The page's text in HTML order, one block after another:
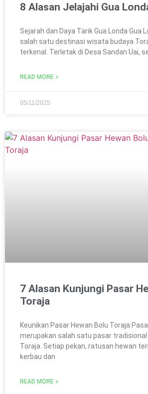
8 Alasan Jelajahi Gua
Sejarah dan Daya Tarik Gua Londa Gua
salah satu destinasi wisata budaya
terkenal. Terletak di Desa Sandan Uai,
READ MORE »
05/11/2025
7 Alasan Kunjungi Pasar
Toraja
Keunikan Pasar Hewan Bolu Toraja
merupakan salah satu pasar tradisional
Toraja. Setiap pekan, ratusan hewan
kerbau dan
READ MORE »